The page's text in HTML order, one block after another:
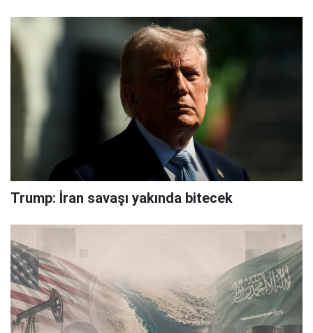
Trump: İran savaşı yakında bitecek